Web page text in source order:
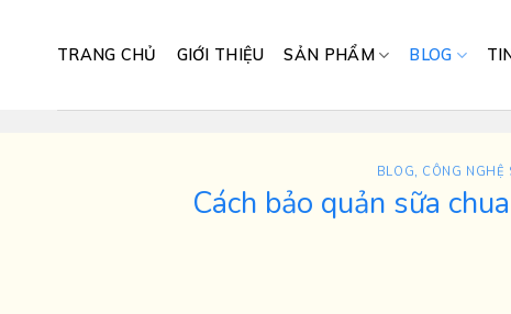
content
TRANG CHỦ GIỚI THIỆU SẢN PHẨM BLOG
BLOG, CÔNG NGHỆ
Cách bảo quản sữa